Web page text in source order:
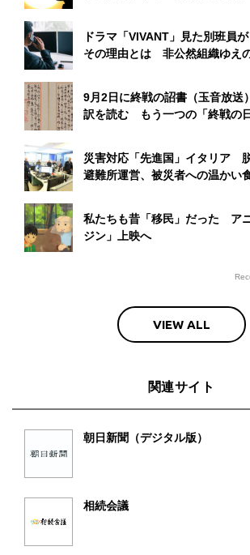
ドラマ「VIVANT」見た別班員
その理由とは 非公然組織ゆえ
9月2日に終戦の詔書（玉音放送
訳を読む もう一つの「終戦の日
災害対応「先進国」イタリア
避難所運営、被災者への温かい
私たちも昔「移民」だった ア
ジン」上映へ
VIEW ALL
関連サイト
朝日新聞（デジタル版）
相続会議